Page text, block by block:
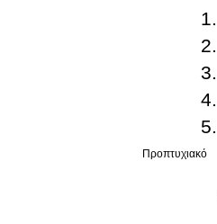
Προπτυχιακό